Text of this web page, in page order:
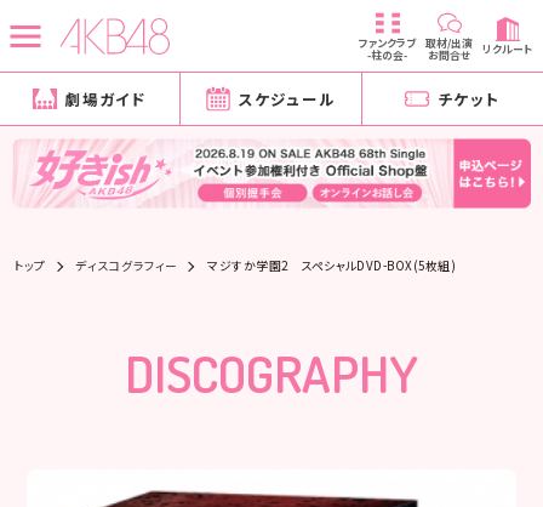
ファンクラブ
-柱の会-
取材/出演
お問合せ リクルート
劇場ガイド スケジュール チケット
トップ ディスコグラフィー マジすか学園2 スペシャルDVD-BOX(5枚組)
DISCOGRAPHY